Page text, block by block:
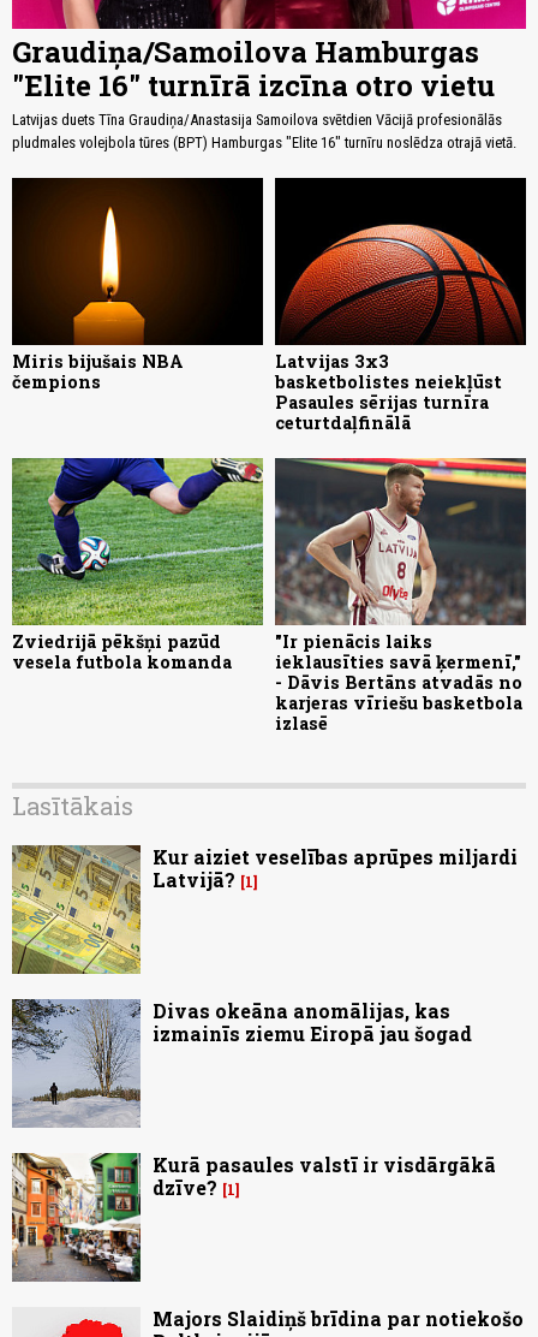
Graudiņa/Samoilova Hamburgas
"Elite 16" turnīrā izcīna otro vietu
Latvijas duets Tīna Graudiņa/Anastasija Samoilova svētdien Vācijā profesionālās
pludmales volejbola tūres (BPT) Hamburgas "Elite 16" turnīru noslēdza otrajā vietā.
Miris bijušais NBA
čempions
Latvijas 3x3
basketbolistes neiekļūst
Pasaules sērijas turnīra
ceturtdaļfinālā
Zviedrijā pēkšņi pazūd
vesela futbola komanda
"Ir pienācis laiks
ieklausīties savā ķermenī,"
- Dāvis Bertāns atvadās no
karjeras vīriešu basketbola
izlasē
Lasītākais
Kur aiziet veselības aprūpes miljardi
Latvijā?
1
Divas okeāna anomālijas, kas
izmainīs ziemu Eiropā jau šogad
Kurā pasaules valstī ir visdārgākā
dzīve?
1
Majors Slaidiņš brīdina par notiekošo